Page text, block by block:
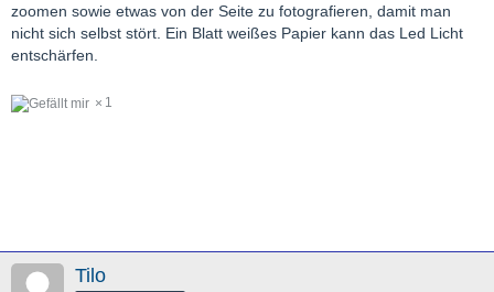
zoomen sowie etwas von der Seite zu fotografieren, damit man
nicht sich selbst stört. Ein Blatt weißes Papier kann das Led Licht
entschärfen.
1
Tilo